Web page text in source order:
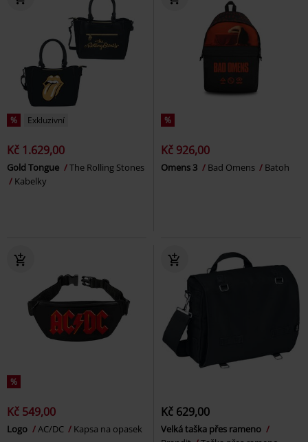
% Exkluzivní
Kč 1.629,00
Gold Tongue
The Rolling Stones
Kabelky
%
Kč 926,00
Omens 3 Bad Omens Batoh
%
Kč 549,00
Logo AC/DC Kapsa na opasek
Kč 629,00
Velká taška přes rameno